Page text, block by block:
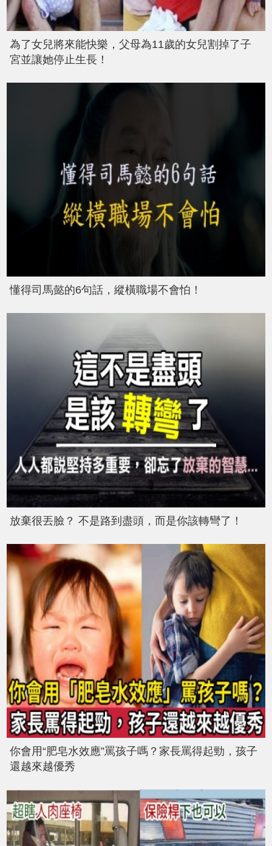
為了女兒將來能快樂，父母為11歲的女兒割掉了子
宮並讓她停止生長！
懂得司馬懿的6句話，縱橫職場不會怕！
放棄很丟臉？ 不是路到盡頭，而是你該轉彎了！
你會用“肥皂水效應”罵孩子嗎？家長罵得起勁，孩子
還越來越優秀